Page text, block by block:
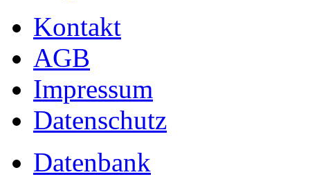
Kontakt
AGB
Impressum
Datenschutz
Datenbank